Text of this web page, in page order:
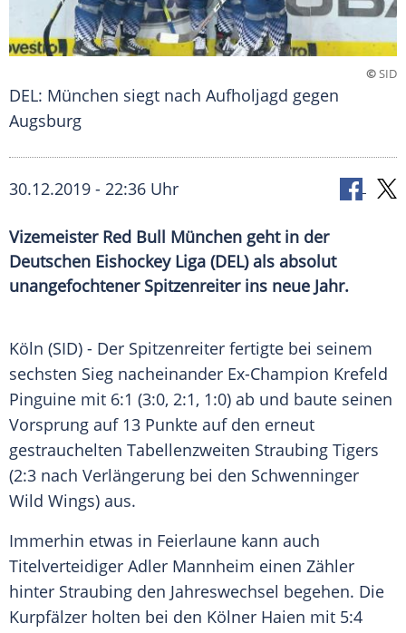
©SID
DEL: München siegt nach Aufholjagd gegen
Augsburg
30.12.2019 - 22:36 Uhr
Vizemeister Red Bull München geht in der
Deutschen Eishockey Liga (DEL) als absolut
unangefochtener Spitzenreiter ins neue Jahr.
Köln (SID) - Der Spitzenreiter fertigte bei seinem
sechsten Sieg nacheinander Ex-Champion Krefeld
Pinguine mit 6:1 (3:0, 2:1, 1:0) ab und baute seinen
Vorsprung auf 13 Punkte auf den erneut
gestrauchelten Tabellenzweiten Straubing Tigers
(2:3 nach Verlängerung bei den Schwenninger
Wild Wings) aus.
Immerhin etwas in Feierlaune kann auch
Titelverteidiger Adler Mannheim einen Zähler
hinter Straubing den Jahreswechsel begehen. Die
Kurpfälzer holten bei den Kölner Haien mit 5:4